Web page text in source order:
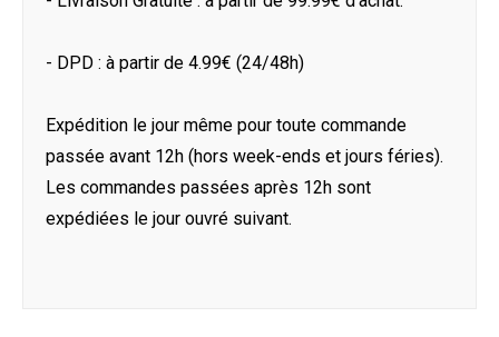
- DPD : à partir de 4.99€ (24/48h)
Expédition le jour même pour toute commande
passée avant 12h (hors week-ends et jours féries).
Les commandes passées après 12h sont
expédiées le jour ouvré suivant.